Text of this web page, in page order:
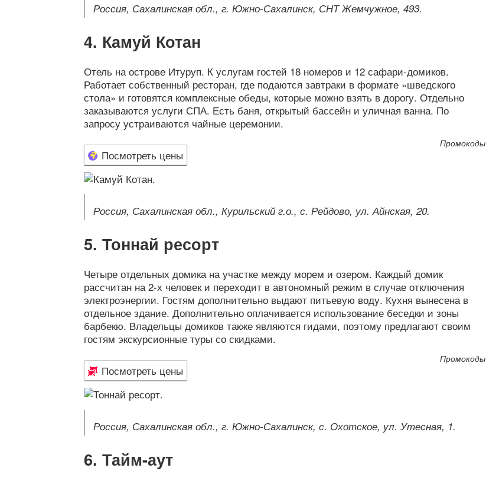
Россия, Сахалинская обл., г. Южно-Сахалинск, СНТ Жемчужное, 493.
Камуй Котан
Отель на острове Итуруп. К услугам гостей 18 номеров и 12 сафари-домиков.
Работает собственный ресторан, где подаются завтраки в формате «шведского
стола» и готовятся комплексные обеды, которые можно взять в дорогу. Отдельно
заказываются услуги СПА. Есть баня, открытый бассейн и уличная ванна. По
запросу устраиваются чайные церемонии.
Посмотреть цены
Промокоды
Россия, Сахалинская обл., Курильский г.о., с. Рейдово, ул. Айнская, 20.
Тоннай ресорт
Четыре отдельных домика на участке между морем и озером. Каждый домик
рассчитан на 2-х человек и переходит в автономный режим в случае отключения
электроэнергии. Гостям дополнительно выдают питьевую воду. Кухня вынесена в
отдельное здание. Дополнительно оплачивается использование беседки и зоны
барбекю. Владельцы домиков также являются гидами, поэтому предлагают своим
гостям экскурсионные туры со скидками.
Посмотреть цены
Промокоды
Россия, Сахалинская обл., г. Южно-Сахалинск, с. Охотское, ул. Утесная, 1.
Тайм-аут